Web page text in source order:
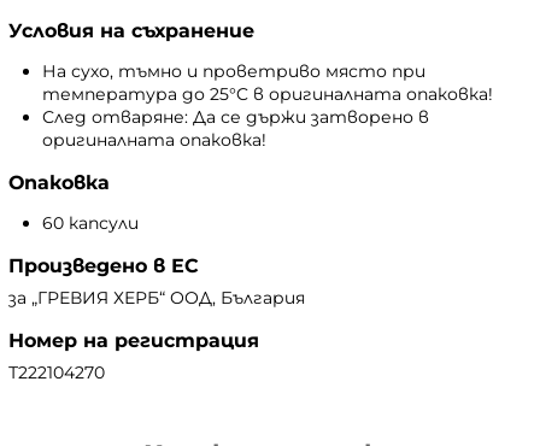
Условия на съхранение
На сухо, тъмно и проветриво място при
температура до 25°C в оригиналната опаковка!
След отваряне: Да се държи затворено в
оригиналната опаковка!
Опаковка
60 капсули
Произведено в ЕС
за „ГРЕВИЯ ХЕРБ“ ООД, България
Номер на регистрация
Т222104270